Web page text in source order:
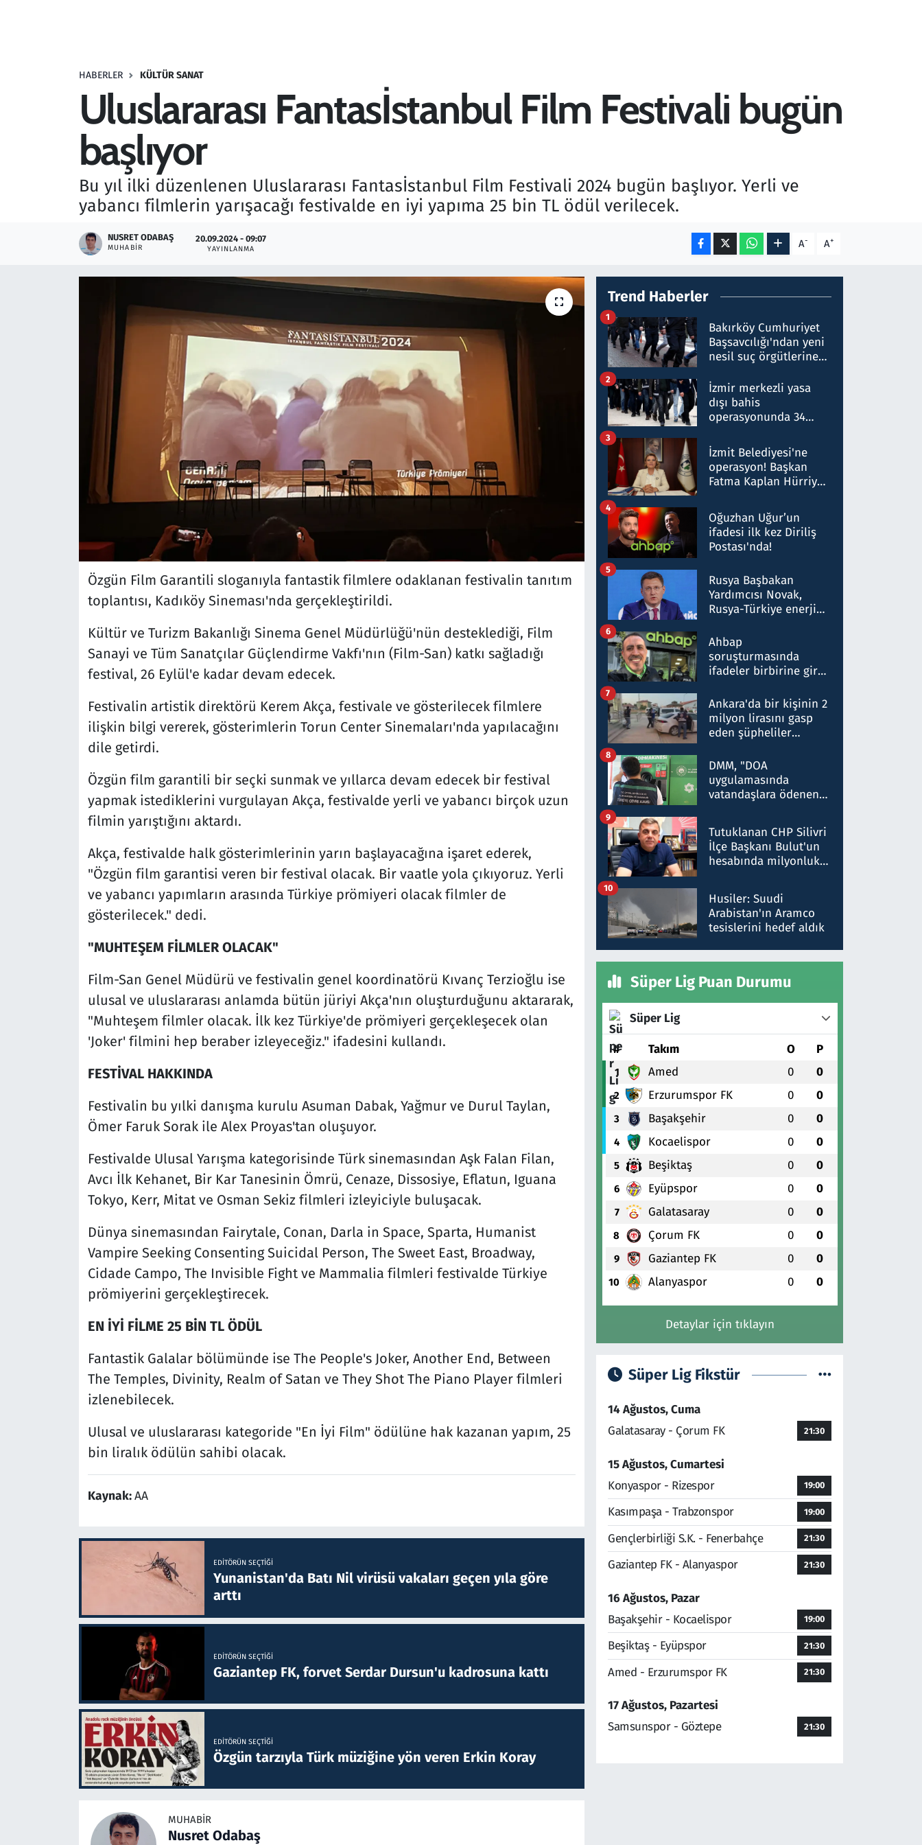
HABERLER KÜLTÜR SANAT
Uluslararası Fantasİstanbul Film Festivali bugün
başlıyor
Bu yıl ilki düzenlenen Uluslararası Fantasİstanbul Film Festivali 2024 bugün başlıyor. Yerli ve
yabancı filmlerin yarışacağı festivalde en iyi yapıma 25 bin TL ödül verilecek.
NUSRET ODABAŞ
MUHABIR
20.09.2024 - 09:07
YAYINLANMA A- A+
Özgün Film Garantili sloganıyla fantastik filmlere odaklanan festivalin tanıtım
toplantısı, Kadıköy Sineması'nda gerçekleştirildi.
Kültür ve Turizm Bakanlığı Sinema Genel Müdürlüğü'nün desteklediği, Film
Sanayi ve Tüm Sanatçılar Güçlendirme Vakfı'nın (Film-San) katkı sağladığı
festival, 26 Eylül'e kadar devam edecek.
Festivalin artistik direktörü Kerem Akça, festivale ve gösterilecek filmlere
ilişkin bilgi vererek, gösterimlerin Torun Center Sinemaları'nda yapılacağını
dile getirdi.
Özgün film garantili bir seçki sunmak ve yıllarca devam edecek bir festival
yapmak istediklerini vurgulayan Akça, festivalde yerli ve yabancı birçok uzun
filmin yarıştığını aktardı.
Akça, festivalde halk gösterimlerinin yarın başlayacağına işaret ederek,
"Özgün film garantisi veren bir festival olacak. Bir vaatle yola çıkıyoruz. Yerli
ve yabancı yapımların arasında Türkiye prömiyeri olacak filmler de
gösterilecek." dedi.
"MUHTEŞEM FİLMLER OLACAK"
Film-San Genel Müdürü ve festivalin genel koordinatörü Kıvanç Terzioğlu ise
ulusal ve uluslararası anlamda bütün jüriyi Akça'nın oluşturduğunu aktararak,
"Muhteşem filmler olacak. İlk kez Türkiye'de prömiyeri gerçekleşecek olan
'Joker' filmini hep beraber izleyeceğiz." ifadesini kullandı.
FESTİVAL HAKKINDA
Festivalin bu yılki danışma kurulu Asuman Dabak, Yağmur ve Durul Taylan,
Ömer Faruk Sorak ile Alex Proyas'tan oluşuyor.
Festivalde Ulusal Yarışma kategorisinde Türk sinemasından Aşk Falan Filan,
Avcı İlk Kehanet, Bir Kar Tanesinin Ömrü, Cenaze, Dissosiye, Eflatun, Iguana
Tokyo, Kerr, Mitat ve Osman Sekiz filmleri izleyiciyle buluşacak.
Dünya sinemasından Fairytale, Conan, Darla in Space, Sparta, Humanist
Vampire Seeking Consenting Suicidal Person, The Sweet East, Broadway,
Cidade Campo, The Invisible Fight ve Mammalia filmleri festivalde Türkiye
prömiyerini gerçekleştirecek.
EN İYİ FİLME 25 BİN TL ÖDÜL
Fantastik Galalar bölümünde ise The People's Joker, Another End, Between
The Temples, Divinity, Realm of Satan ve They Shot The Piano Player filmleri
izlenebilecek.
Ulusal ve uluslararası kategoride "En İyi Film" ödülüne hak kazanan yapım, 25
bin liralık ödülün sahibi olacak.
Kaynak:AA
EDITÖRÜN SEÇTIĞI
Yunanistan'da Batı Nil virüsü vakaları geçen yıla göre
arttı
EDITÖRÜN SEÇTIĞI
Gaziantep FK, forvet Serdar Dursun'u kadrosuna kattı
EDITÖRÜN SEÇTIĞI
Özgün tarzıyla Türk müziğine yön veren Erkin Koray
MUHABIR
Nusret Odabaş
Trend Haberler
Bakırköy Cumhuriyet
Başsavcılığı'ndan yeni
nesil suç örgütlerine
hakkında gözaltı kararı
1
İzmir merkezli yasa
dışı bahis
operasyonunda 34
Milyar liralık para
trafiği tespit edildi
2
İzmit Belediyesi'ne
operasyon! Başkan
Fatma Kaplan Hürriyet
3
Oğuzhan Uğur’un
ifadesi ilk kez Diriliş
Postası'nda!
4
Rusya Başbakan
Yardımcısı Novak,
Rusya-Türkiye enerji
nitelikte olduğunu
belirtti
5
Ahbap
soruşturmasında
ifadeler birbirine girdi:
ifadelerinden ortaya
çıkan tablo şok etti
6
Ankara'da bir kişinin 2
milyon lirasını gasp
eden şüpheliler
7
DMM, "DOA
uygulamasında
vatandaşlara ödenen
düşürüldüğü" iddiasını
yalanladı
8
Tutuklanan CHP Silivri
İlçe Başkanı Bulut'un
hesabında milyonluk
talimat verdi, ben
gönderdim
9
Husiler: Suudi
Arabistan'ın Aramco
tesislerini hedef aldık
10
Süper Lig Puan Durumu
Süper Lig
# Takım O P
1 Amed 0 0
2 Erzurumspor FK 0 0
3 Başakşehir 0 0
4 Kocaelispor 0 0
5 Beşiktaş 0 0
6 Eyüpspor 0 0
7 Galatasaray 0 0
8 Çorum FK 0 0
9 Gaziantep FK 0 0
10 Alanyaspor 0 0
Detaylar için tıklayın
Süper Lig Fikstür
14 Ağustos, Cuma
Galatasaray - Çorum FK
21:30
15 Ağustos, Cumartesi
Konyaspor - Rizespor
19:00
Kasımpaşa - Trabzonspor 19:00
Gençlerbirliği S.K. - Fenerbahçe 21:30
Gaziantep FK - Alanyaspor 21:30
16 Ağustos, Pazar
Başakşehir - Kocaelispor
19:00
Beşiktaş - Eyüpspor 21:30
Amed - Erzurumspor FK 21:30
17 Ağustos, Pazartesi
Samsunspor - Göztepe
21:30
Savunma Sanayi
Teknoloji ve Bilim
Televizyon